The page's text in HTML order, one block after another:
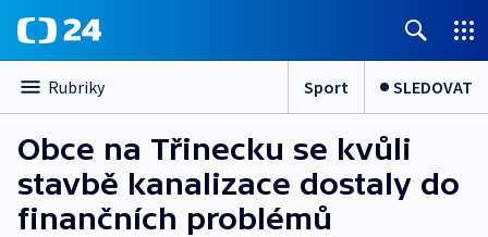
Rubriky Sport SLEDOVAT
Obce na Třinecku se kvůli
stavbě kanalizace dostaly do
finančních problémů